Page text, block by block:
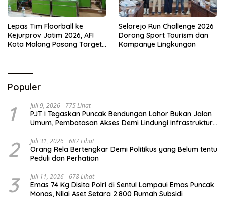
Lepas Tim Floorball ke
Kejurprov Jatim 2026, AFI
Kota Malang Pasang Target
Selorejo Run Challenge 2026
Dorong Sport Tourism dan
Kampanye Lingkungan
Populer
1 Juli 9, 2026 775 Lihat
PJT I Tegaskan Puncak Bendungan Lahor Bukan Jalan
Umum, Pembatasan Akses Demi Lindungi Infrastruktur
2 Juli 31, 2026 687 Lihat
Orang Rela Bertengkar Demi Politikus yang Belum tentu
Peduli dan Perhatian
3 Juli 11, 2026 678 Lihat
Emas 74 Kg Disita Polri di Sentul Lampaui Emas Puncak
Monas, Nilai Aset Setara 2.800 Rumah Subsidi